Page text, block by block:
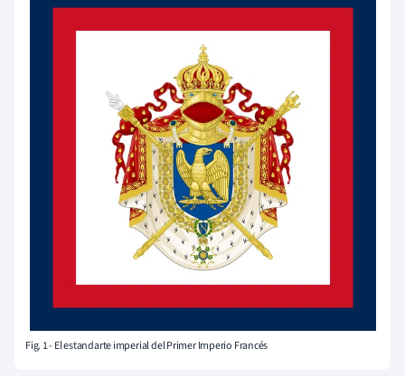
Fig. 1 - El estandarte imperial del Primer Imperio Francés